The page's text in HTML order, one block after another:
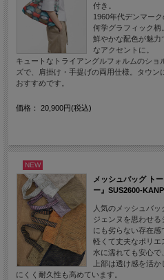
付き。
1960年代デンマー
何学グラフィック柄
鮮やかな配色が魅力
なアクセントに。
キュートなトライアングルフォルムのショ
ズで、肩掛け・手提げの両用仕様。タウン
おすすめです。
価格： 20,900円(税込)
NEW
メッシュバッグ ト
ー』SUS2600-
人気のメッシュバ
ジェンヌを思わせ
にも劣らない存在感
軽くて丈夫なポリエ
水に濡れても安心で
上部は透け感を活
にくく耐久性も高めています。